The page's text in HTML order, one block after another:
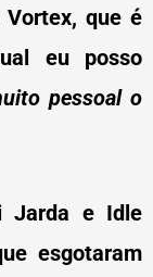
que é
eu posso
pessoal o
Jarda e Idle
esgotaram